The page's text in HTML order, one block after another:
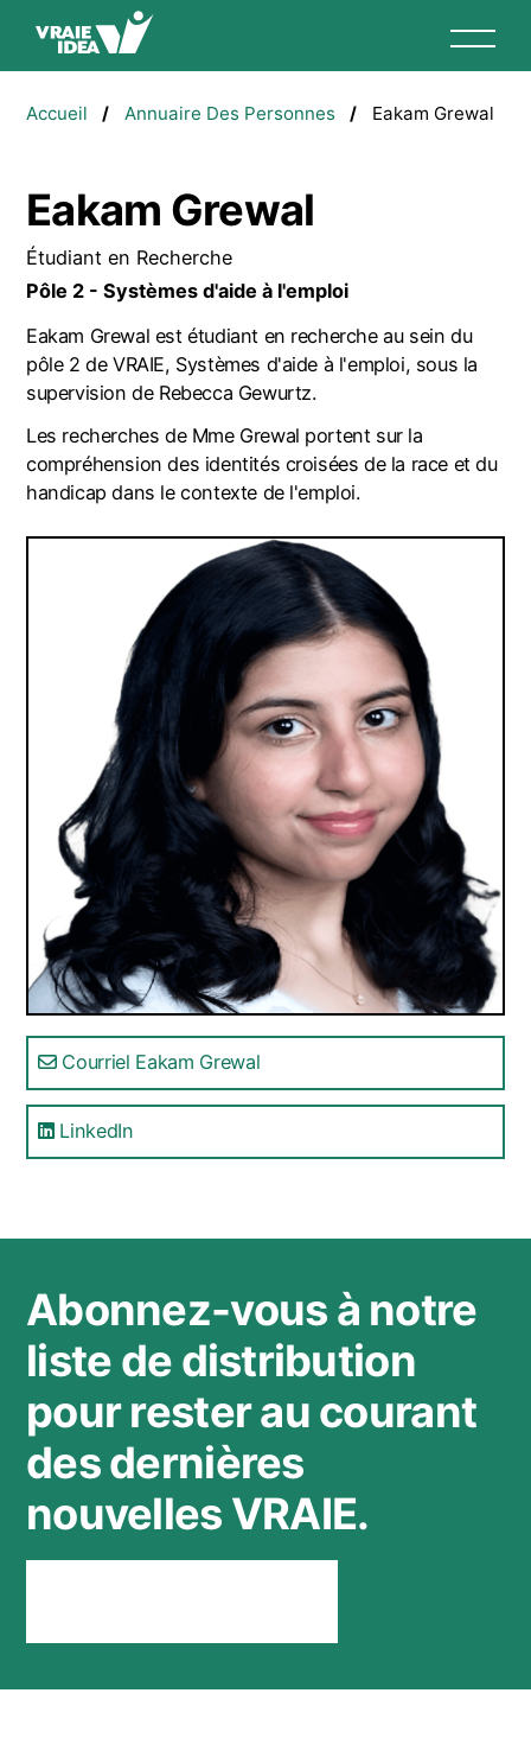
d'Ariane
Accueil Annuaire Des Personnes Eakam Grewal
Eakam Grewal
Étudiant en Recherche
Pôle 2 - Systèmes d'aide à l'emploi
Eakam Grewal est étudiant en recherche au sein du
pôle2 de VRAIE, Systèmes d'aide à l'emploi, sous la
supervision de Rebecca Gewurtz.
Les recherches de Mme Grewal portent sur la
compréhension des identités croisées de la race et du
handicap dans le contexte de l'emploi.
Courriel Eakam Grewal
LinkedIn
Abonnez-vous à notre
liste de distribution
pour rester au courant
des dernières
nouvelles VRAIE.